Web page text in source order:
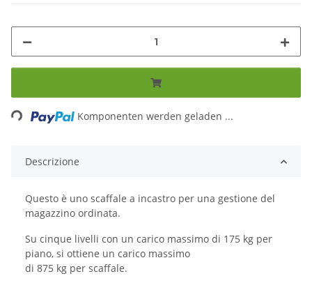
Loading... Komponenten werden geladen ...
Descrizione
Questo è uno scaffale a incastro per una gestione del
magazzino ordinata.
Su cinque livelli con un carico massimo di 175 kg per
piano, si ottiene un carico massimo
di 875 kg per scaffale.